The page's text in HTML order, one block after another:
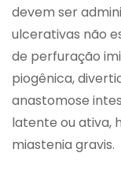
devem ser
ulcerativas não
de perfuração
piogênica,
anastomose
latente ou ativa,
miastenia gravis.